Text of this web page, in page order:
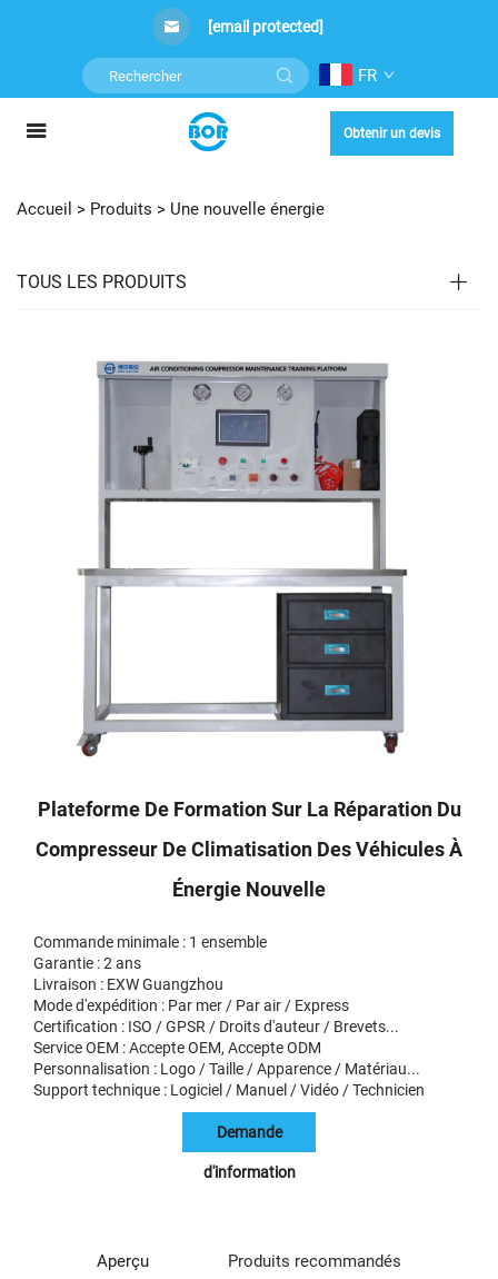
[email protected]
FR
Obtenir un devis
Accueil > Produits > Une nouvelle énergie
TOUS LES PRODUITS
Plateforme De Formation Sur La Réparation Du
Compresseur De Climatisation Des Véhicules À
Énergie Nouvelle
Commande minimale : 1 ensemble
Garantie : 2 ans
Livraison : EXW Guangzhou
Mode d'expédition : Par mer / Par air / Express
Certification : ISO / GPSR / Droits d'auteur / Brevets...
Service OEM : Accepte OEM, Accepte ODM
Personnalisation : Logo / Taille / Apparence / Matériau...
Support technique : Logiciel / Manuel / Vidéo / Technicien
Demande
d'information
Aperçu Produits recommandés